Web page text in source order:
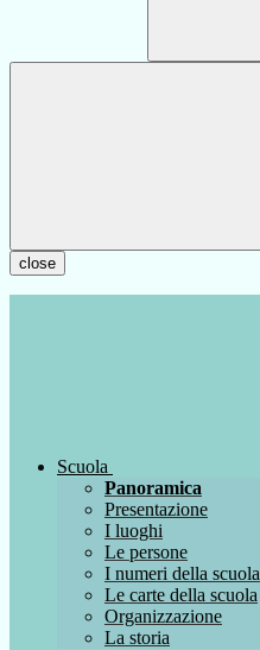
close
Scuola
Panoramica
Presentazione
I luoghi
Le persone
I numeri della scuola
Le carte della scuola
Organizzazione
La storia